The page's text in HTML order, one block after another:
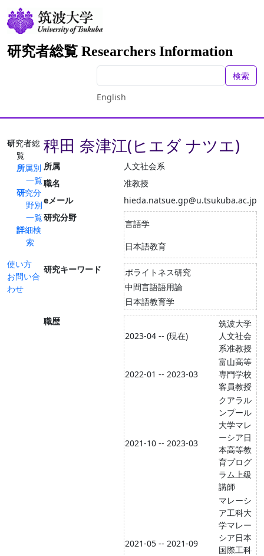
研究者総覧 Researchers Information
検索
English
研究者総
覧
所属別
一覧
研究分
野別
一覧
詳細検
索
使い方
お問い合
わせ
稗田 奈津江(ヒエダ ナツエ)
所属
人文社会系
職名
准教授
eメール
hieda.natsue.gp@u.tsukuba.ac.jp
研究分野
言語学
日本語教育
研究キーワード
ポライトネス研究
中間言語語用論
日本語教育学
職歴
2023-04 -- (現在)
筑波大学
人文社会
系准教授
2022-01 -- 2023-03
富山高等
専門学校
客員教授
2021-10 -- 2023-03
クアラル
ンプール
大学マレ
ーシア日
本高等教
育プログ
ラム上級
講師
2021-05 -- 2021-09
マレーシ
ア工科大
学マレー
シア日本
国際工科